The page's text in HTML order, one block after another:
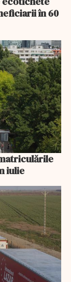
în 60
iulie